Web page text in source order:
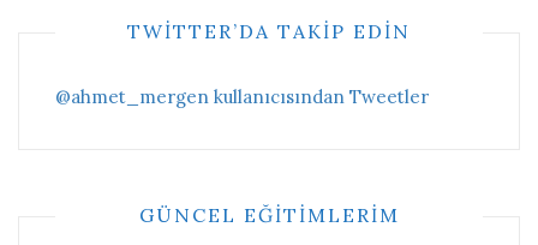
TWITTER’DA TAKIP EDIN
@ahmet_mergen kullanıcısından Tweetler
GÜNCEL EĞITIMLERIM